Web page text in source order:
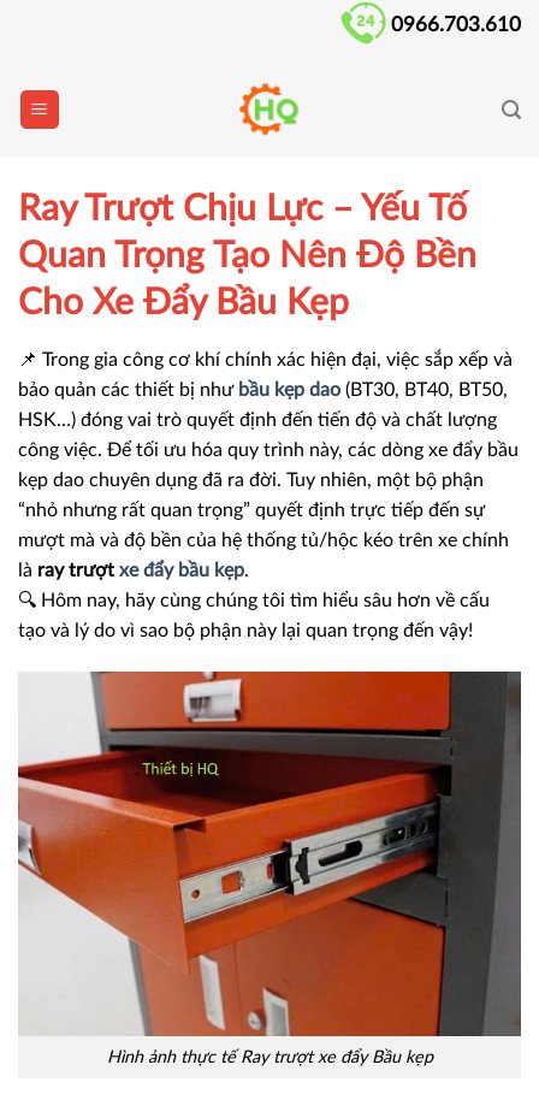
0966.703.610
Ray Trượt Chịu Lực – Yếu Tố
Quan Trọng Tạo Nên Độ Bền
Cho Xe Đẩy Bầu Kẹp
📌 Trong gia công cơ khí chính xác hiện đại, việc sắp xếp và
bảo quản các thiết bị như bầu kẹp dao (BT30, BT40, BT50,
HSK…) đóng vai trò quyết định đến tiến độ và chất lượng
công việc. Để tối ưu hóa quy trình này, các dòng xe đẩy bầu
kẹp dao chuyên dụng đã ra đời. Tuy nhiên, một bộ phận
“nhỏ nhưng rất quan trọng” quyết định trực tiếp đến sự
mượt mà và độ bền của hệ thống tủ/hộc kéo trên xe chính
là ray trượt xe đẩy bầu kẹp.
🔍 Hôm nay, hãy cùng chúng tôi tìm hiểu sâu hơn về cấu
tạo và lý do vì sao bộ phận này lại quan trọng đến vậy!
Hình ảnh thực tế Ray trượt xe đẩy Bầu kẹp